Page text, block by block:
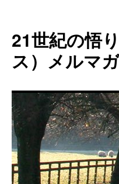
テ
ン
ツ
へ
キ
ッ
プ
21世紀の悟
ス）メルマ